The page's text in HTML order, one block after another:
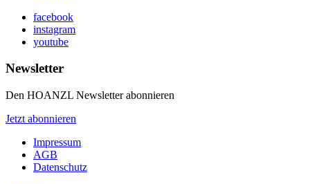
facebook
instagram
youtube
Newsletter
Den HOANZL Newsletter abonnieren
Jetzt abonnieren
Impressum
AGB
Datenschutz